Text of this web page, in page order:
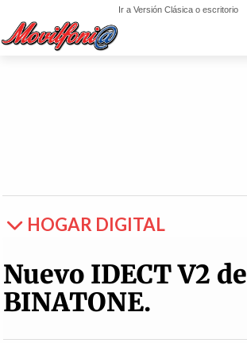
Ir a Versión Clásica o escritorio
HOGAR DIGITAL
Nuevo IDECT V2 de
BINATONE.